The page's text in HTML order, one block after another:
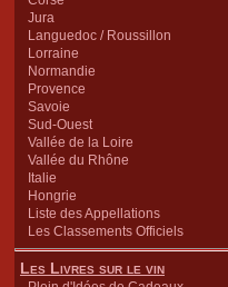
Jura
Languedoc / Roussillon
Lorraine
Normandie
Provence
Savoie
Sud-Ouest
Vallée de la Loire
Vallée du Rhône
Italie
Hongrie
Liste des Appellations
Les Classements Officiels
Les Livres sur le vin